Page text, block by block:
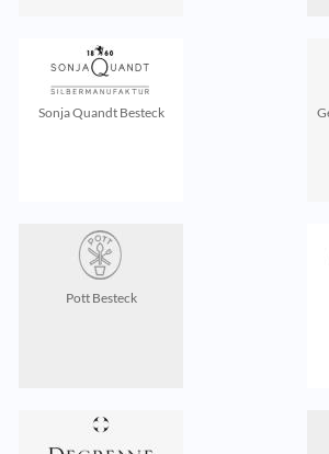
Sonja Quandt Besteck
Pott Besteck